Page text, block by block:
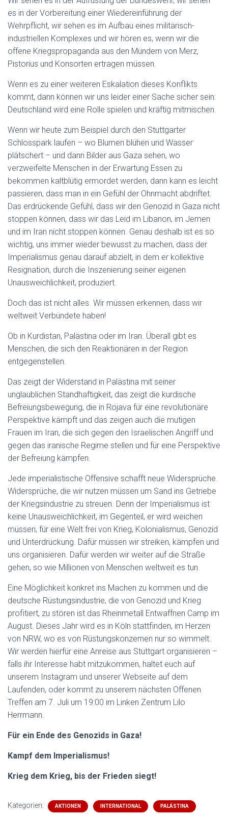
es in der Vorbereitung einer Wiedereinführung der
Wehrpflicht, wir sehen es im Aufbau eines militärisch-
industriellen Komplexes und wir hören es, wenn wir die
offene Kriegspropaganda aus den Mündern von Merz,
Pistorius und Konsorten ertragen müssen.
Wenn es zu einer weiteren Eskalation dieses Konflikts
kommt, dann können wir uns leider einer Sache sicher sein:
Deutschland wird eine Rolle spielen und kräftig mitmischen.
Wenn wir heute zum Beispiel durch den Stuttgarter
Schlosspark laufen – wo Blumen blühen und Wasser
plätschert – und dann Bilder aus Gaza sehen, wo
verzweifelte Menschen in der Erwartung Essen zu
bekommen kaltblütig ermordet werden, dann kann es leicht
passieren, dass man in ein Gefühl der Ohnmacht abdriftet.
Das erdrückende Gefühl, dass wir den Genozid in Gaza nicht
stoppen können, dass wir das Leid im Libanon, im Jemen
und im Iran nicht stoppen können. Genau deshalb ist es so
wichtig, uns immer wieder bewusst zu machen, dass der
Imperialismus genau darauf abzielt, in dem er kollektive
Resignation, durch die Inszenierung seiner eigenen
Unausweichlichkeit, produziert.
Doch das ist nicht alles. Wir müssen erkennen, dass wir
weltweit Verbündete haben!
Ob in Kurdistan, Palästina oder im Iran. Überall gibt es
Menschen, die sich den Reaktionären in der Region
entgegenstellen.
Das zeigt der Widerstand in Palästina mit seiner
unglaublichen Standhaftigkeit, das zeigt die kurdische
Befreiungsbewegung, die in Rojava für eine revolutionäre
Perspektive kämpft und das zeigen auch die mutigen
Frauen im Iran, die sich gegen den Israelischen Angriff und
gegen das iranische Regime stellen und für eine Perspektive
der Befreiung kämpfen.
Jede imperialistische Offensive schafft neue Widersprüche.
Widersprüche, die wir nutzen müssen um Sand ins Getriebe
der Kriegsindustrie zu streuen. Denn der Imperialismus ist
keine Unausweichlichkeit, im Gegenteil, er wird weichen
müssen, für eine Welt frei von Krieg, Kolonialismus, Genozid
und Unterdrückung. Dafür müssen wir streiken, kämpfen und
uns organisieren. Dafür werden wir weiter auf die Straße
gehen, so wie Millionen von Menschen weltweit es tun.
Eine Möglichkeit konkret ins Machen zu kommen und die
deutsche Rüstungsindustrie, die von Genozid und Krieg
profitiert, zu stören ist das Rheinmetall Entwaffnen Camp im
August. Dieses Jahr wird es in Köln stattfinden, im Herzen
von NRW, wo es von Rüstungskonzernen nur so wimmelt.
Wir werden hierfür eine Anreise aus Stuttgart organisieren –
falls ihr Interesse habt mitzukommen, haltet euch auf
unserem Instagram und unserer Webseite auf dem
Laufenden, oder kommt zu unserem nächsten Offenen
Treffen am 7. Juli um 19:00 im Linken Zentrum Lilo
Herrmann.
Für ein Ende des Genozids in Gaza!
Kampf dem Imperialismus!
Krieg dem Krieg, bis der Frieden siegt!
Kategorien: AKTIONEN INTERNATIONAL PALÄSTINA